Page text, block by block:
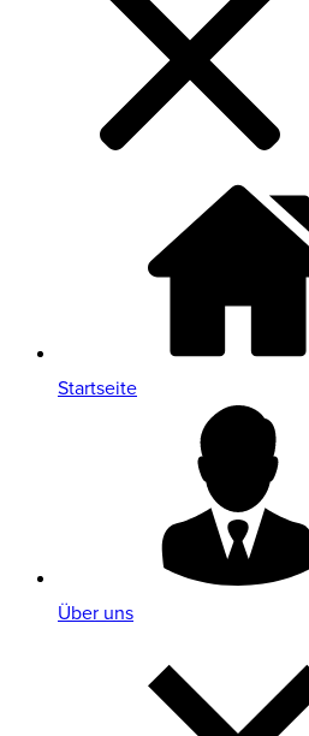
Startseite
Über uns